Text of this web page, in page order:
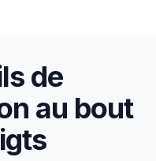
de
au bout